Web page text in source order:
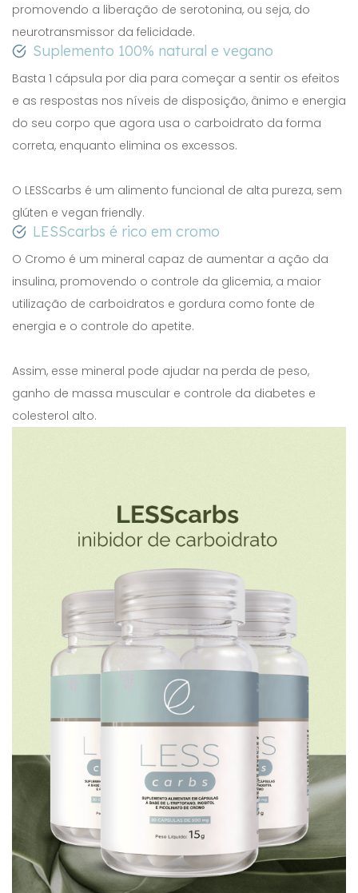
promovendo a liberação de serotonina, ou seja, do
neurotransmissor da felicidade.
Suplemento 100% natural e vegano
Basta 1 cápsula por dia para começar a sentir os efeitos
e as respostas nos níveis de disposição, ânimo e energia
do seu corpo que agora usa o carboidrato da forma
correta, enquanto elimina os excessos.
O LESScarbs é um alimento funcional de alta pureza, sem
glúten e vegan friendly.
LESScarbs é rico em cromo
O Cromo é um mineral capaz de aumentar a ação da
insulina, promovendo o controle da glicemia, a maior
utilização de carboidratos e gordura como fonte de
energia e o controle do apetite.
Assim, esse mineral pode ajudar na perda de peso,
ganho de massa muscular e controle da diabetes e
colesterol alto.